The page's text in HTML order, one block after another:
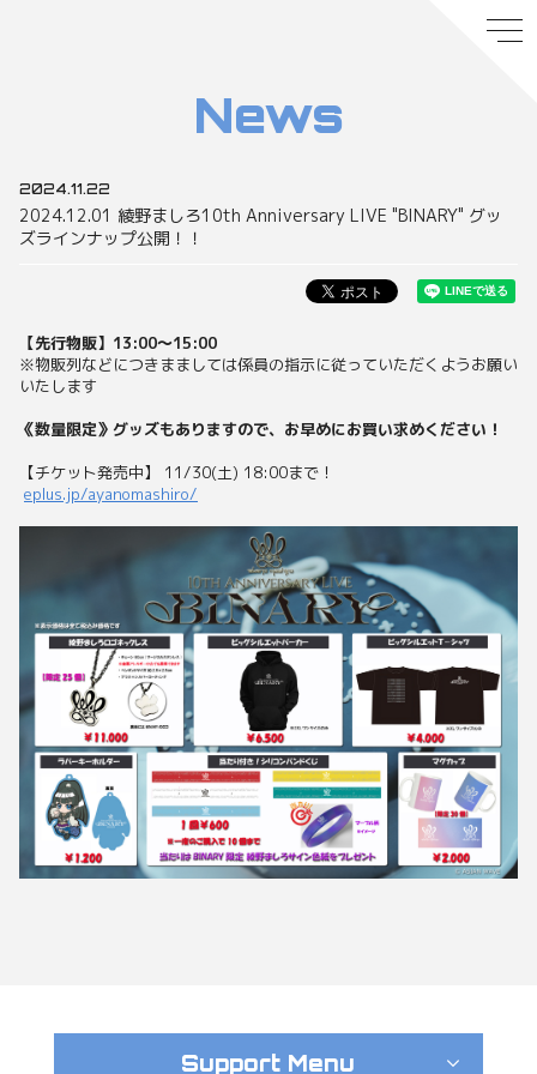
News
2024.11.22
2024.12.01 綾野ましろ10th Anniversary LIVE "BINARY" グッ
ズラインナップ公開！！
【先行物販】13:00～15:00
※物販列などにつきまましては係員の指示に従っていただくようお願い
いたします
《数量限定》グッズもありますので、お早めにお買い求めください！
【チケット発売中】 11/30(土) 18:00まで！
eplus.jp/ayanomashiro/
Support Menu